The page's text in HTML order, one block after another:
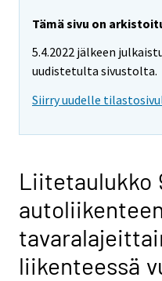
Tämä sivu on
5.4.2022 jälkeen
uudistetulta sivustolta.
Siirry uudelle
Liitetaulukko
liikenteessä